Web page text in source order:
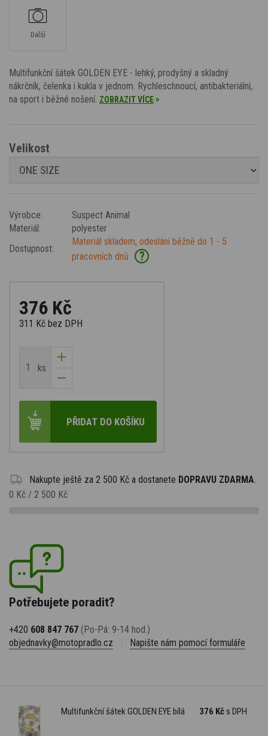
Další
Multifunkční šátek GOLDEN EYE - lehký, prodyšný a skladný
nákrčník, čelenka i kukla v jednom. Rychleschnoucí, antibakteriální,
na sport i běžné nošení. ZOBRAZIT VÍCE»
Velikost
Výrobce:
Suspect Animal
Materiál:
polyester
Dostupnost:
Materiál skladem, odeslání běžně do 1 - 5
pracovních dnů
?
376 Kč
311 Kč bez DPH
ks
PŘIDAT DO KOŠÍKU
Nakupte ještě za 2 500 Kč a dostanete DOPRAVU ZDARMA
0 Kč / 2 500 Kč
Potřebujete poradit?
+420 608 847 767 (Po-Pá: 9-14 hod.)
objednavky@motopradlo.cz
Napište nám pomocí formuláře
Multifunkční šátek GOLDEN EYE bílá 376 Kčs DPH